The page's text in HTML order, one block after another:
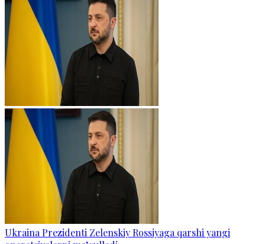
Ukraina Prezidenti Zelenskiy Rossiyaga qarshi yangi